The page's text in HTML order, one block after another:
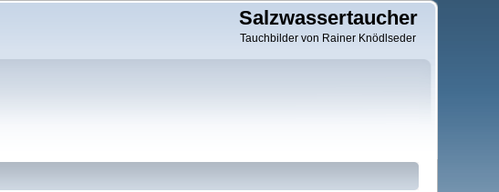
Salzwassertaucher
Tauchbilder von Rainer Knödlseder